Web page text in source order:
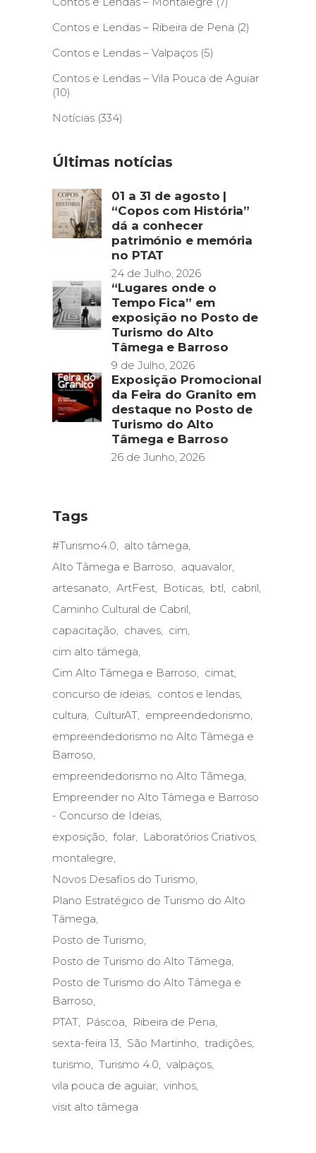
Contos e Lendas – Ribeira de Pena (2)
Contos e Lendas – Valpaços (5)
Contos e Lendas – Vila Pouca de Aguiar
(10)
Notícias (334)
Últimas notícias
01 a 31 de agosto |
“Copos com História”
dá a conhecer
património e memória
no PTAT
24 de Julho, 2026
“Lugares onde o
Tempo Fica” em
exposição no Posto de
Turismo do Alto
Tâmega e Barroso
9 de Julho, 2026
Exposição Promocional
da Feira do Granito em
destaque no Posto de
Turismo do Alto
Tâmega e Barroso
26 de Junho, 2026
Tags
#Turismo4.0
alto tâmega
Alto Tâmega e Barroso
aquavalor
artesanato
ArtFest Boticas btl
cabril
Caminho Cultural de Cabril
capacitação
chaves
cim
cim alto tâmega
Cim Alto Tâmega e Barroso
cimat
concurso de ideias
contos e lendas
cultura
CulturAT
empreendedorismo
empreendedorismo no Alto Tâmega e
Barroso
empreendedorismo no Alto Tãmega
Empreender no Alto Tâmega e Barroso
- Concurso de Ideias
exposição
folar
Laboratórios Criativos
montalegre
Novos Desafios do Turismo
Plano Estratégico de Turismo do Alto
Tâmega
Posto de Turismo
Posto de Turismo do Alto Tâmega
Posto de Turismo do Alto Tâmega e
Barroso
PTAT
Páscoa
Ribeira de Pena
sexta-feira 13
São Martinho
tradições
turismo
Turismo 4.0
valpaços
vila pouca de aguiar vinhos
visit alto tâmega